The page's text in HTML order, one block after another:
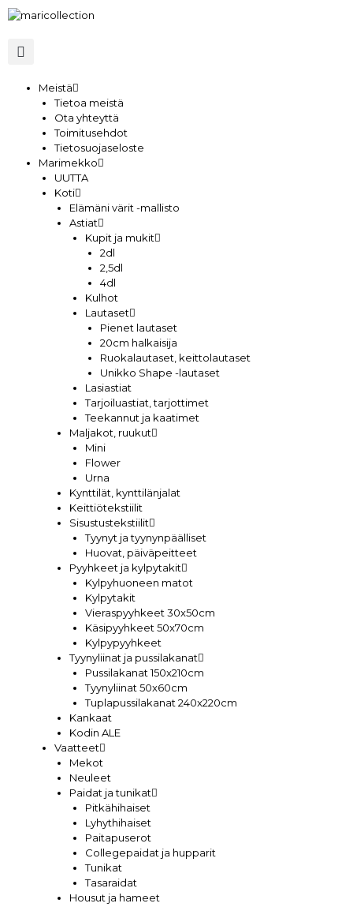
Meistä
Tietoa meistä
Ota yhteyttä
Toimitusehdot
Tietosuojaseloste
Marimekko
UUTTA
Koti
Elämäni värit -mallisto
Astiat
Kupit ja mukit
2dl
2,5dl
4dl
Kulhot
Lautaset
Pienet lautaset
20cm halkaisija
Ruokalautaset, keittolautaset
Unikko Shape -lautaset
Lasiastiat
Tarjoiluastiat, tarjottimet
Teekannut ja kaatimet
Maljakot, ruukut
Mini
Flower
Urna
Kynttilät, kynttilänjalat
Keittiötekstiilit
Sisustustekstiilit
Tyynyt ja tyynynpäälliset
Huovat, päiväpeitteet
Pyyhkeet ja kylpytakit
Kylpyhuoneen matot
Kylpytakit
Vieraspyyhkeet 30x50cm
Käsipyyhkeet 50x70cm
Kylpypyyhkeet
Tyynyliinat ja pussilakanat
Pussilakanat 150x210cm
Tyynyliinat 50x60cm
Tuplapussilakanat 240x220cm
Kankaat
Kodin ALE
Vaatteet
Mekot
Neuleet
Paidat ja tunikat
Pitkähihaiset
Lyhythihaiset
Paitapuserot
Collegepaidat ja hupparit
Tunikat
Tasaraidat
Housut ja hameet